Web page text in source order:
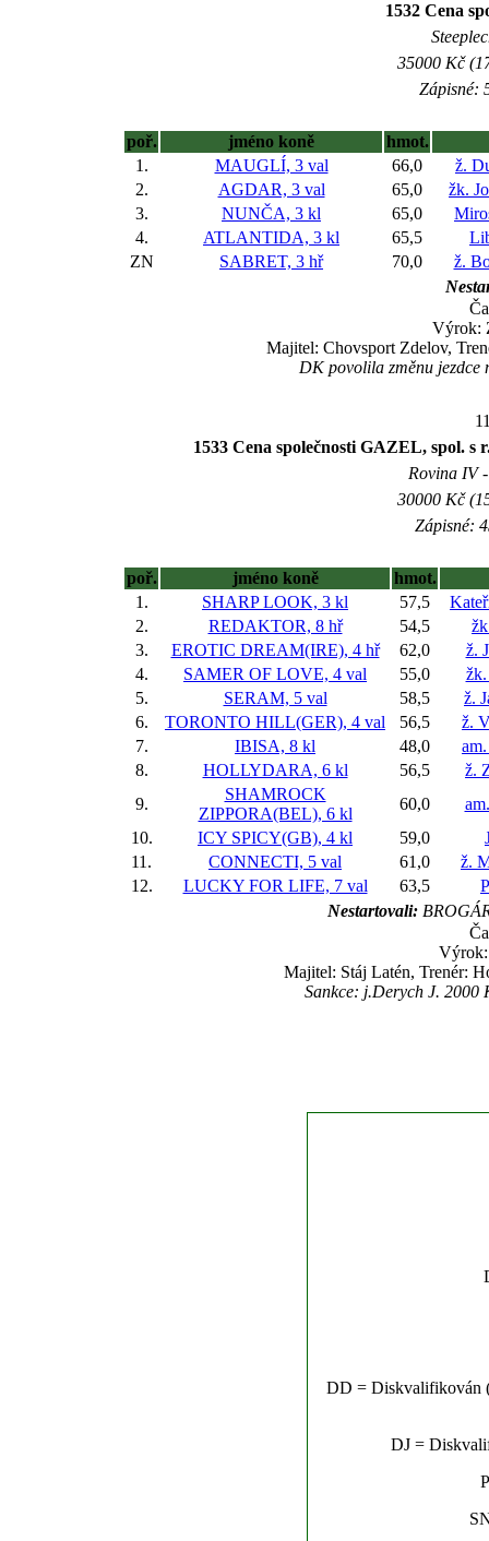
1532 Cena
35000 Kč
Zápisné:
poř. jméno koně
hmot.
1.
MAUGLÍ, 3 val 66,0
ž.
2.
AGDAR, 3 val 65,0
žk.
3.
NUNČA, 3 kl 65,0
4.
ATLANTIDA, 3 kl 65,5
ZN
SABRET, 3 hř 70,0
ž.
Výrok:
Majitel: Chovsport Zdelov,
DK povolila změnu jezdce
1533 Cena společnosti GAZEL, spol. s
Rovina IV
30000 Kč
Zápisné:
poř. jméno koně
hmot.
1.
SHARP LOOK, 3 kl 57,5
2.
REDAKTOR, 8 hř 54,5
3.
EROTIC DREAM(IRE), 4 hř 62,0
ž.
4.
SAMER OF LOVE, 4 val 55,0
5.
SERAM, 5 val 58,5
ž.
6.
TORONTO HILL(GER), 4 val 56,5
ž.
7.
IBISA, 8 kl 48,0
8.
HOLLYDARA, 6 kl 56,5
ž.
9.
SHAMROCK
ZIPPORA(BEL), 6 kl
60,0
10.
ICY SPICY(GB), 4 kl 59,0
11.
CONNECTI, 5 val 61,0
ž.
12.
LUCKY FOR LIFE, 7 val 63,5
Nestartovali:
Výrok:
Majitel: Stáj Latén, Trenér:
Sankce: j.Derych J. 2000
DD = Diskvalifikován
DJ =